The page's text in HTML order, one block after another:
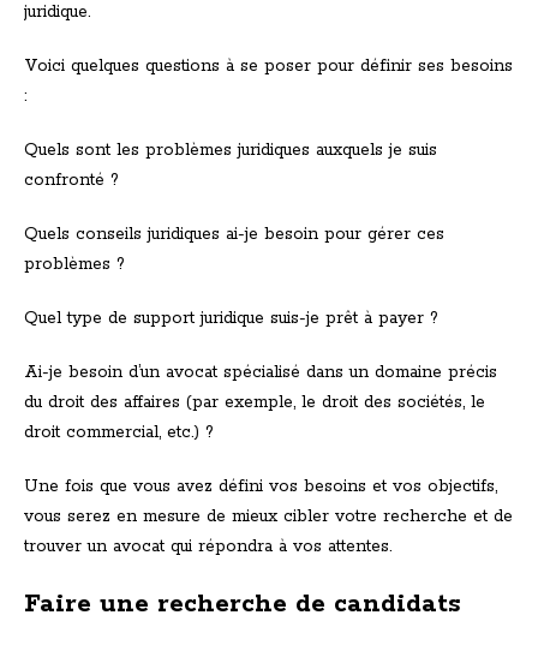
juridique.
Voici quelques questions à se poser pour définir ses besoins
:
Quels sont les problèmes juridiques auxquels je suis
confronté ?
Quels conseils juridiques ai-je besoin pour gérer ces
problèmes ?
Quel type de support juridique suis-je prêt à payer ?
Ai-je besoin d’un avocat spécialisé dans un domaine précis
du droit des affaires (par exemple, le droit des sociétés, le
droit commercial, etc.) ?
Une fois que vous avez défini vos besoins et vos objectifs,
vous serez en mesure de mieux cibler votre recherche et de
trouver un avocat qui répondra à vos attentes.
Faire une recherche de candidats